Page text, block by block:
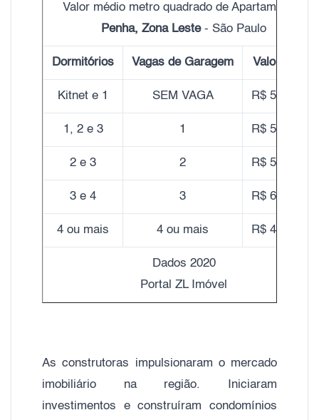
Valor médio metro quadrado de Apartamentos
Penha, Zona Leste- São Paulo
Dormitórios Vagas de Garagem Valor do m²
Kitnet e 1 SEM VAGA R$ 5.260,00
1, 2 e 3 1 R$ 5.420,00
2 e 3 2 R$ 5.850,00
3 e 4 3 R$ 6.260,00
4 ou mais 4 ou mais R$ 4.820,00
Dados 2020
Portal ZL Imóvel
As construtoras impulsionaram o mercado
imobiliário na região. Iniciaram
investimentos e construíram condomínios